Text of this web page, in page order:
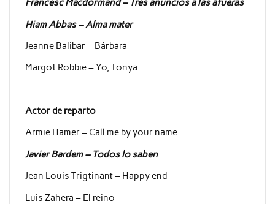
Francesc Macdormand – Tres anuncios a las afueras
Hiam Abbas – Alma mater
Jeanne Balibar – Bárbara
Margot Robbie – Yo, Tonya
Actor de reparto
Armie Hamer – Call me by your name
Javier Bardem – Todos lo saben
Jean Louis Trigtinant – Happy end
Luis Zahera – El reino